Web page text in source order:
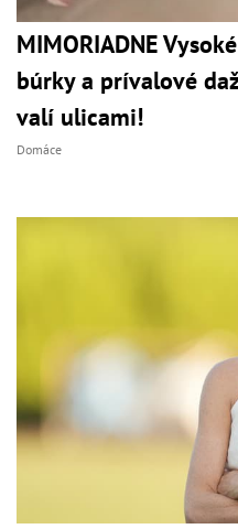
MIMORIADNE
búrky a prívalové
valí ulicami!
Domáce